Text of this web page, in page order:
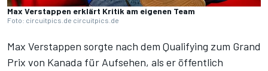
Max Verstappen erklärt Kritik am eigenen Team
Foto: circuitpics.de circuitpics.de
Max Verstappen sorgte nach dem Qualifying zum Grand
Prix von Kanada für Aufsehen, als er öffentlich